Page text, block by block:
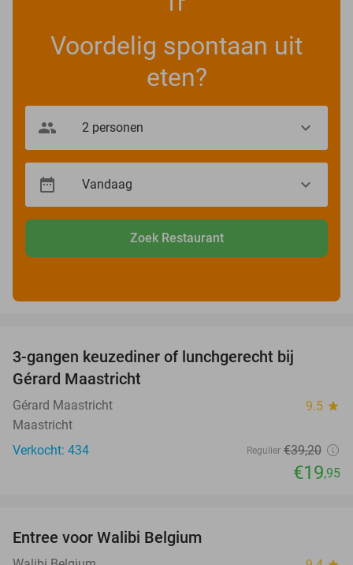
Voordelig spontaan uit
eten?
Zoek Restaurant
3-gangen keuzediner of lunchgerecht bij
Gérard Maastricht
Gérard Maastricht 9.5 star
Maastricht
Verkocht: 434
Regulier €39,20
€19,95
Entree voor Walibi Belgium